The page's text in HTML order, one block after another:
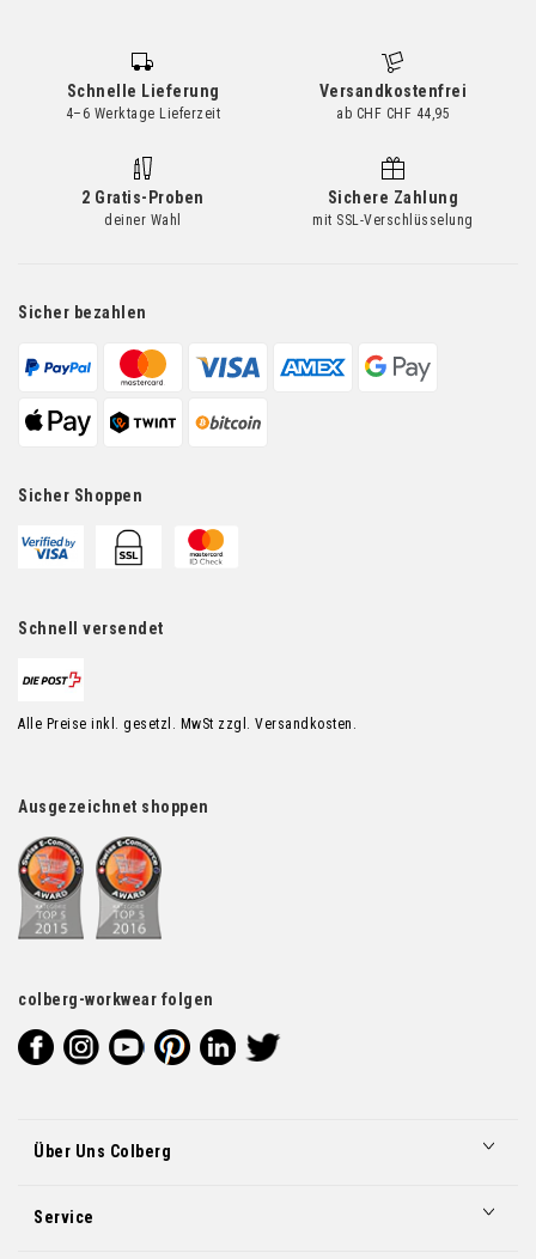
Schnelle Lieferung
4–6 Werktage Lieferzeit
Versandkostenfrei
ab CHF CHF 44,95
2 Gratis-Proben
deiner Wahl
Sichere Zahlung
mit SSL-Verschlüsselung
Sicher bezahlen
Sicher Shoppen
Schnell versendet
Alle Preise inkl. gesetzl. MwSt zzgl. Versandkosten.
Ausgezeichnet shoppen
colberg-workwear folgen
Über Uns Colberg
Service